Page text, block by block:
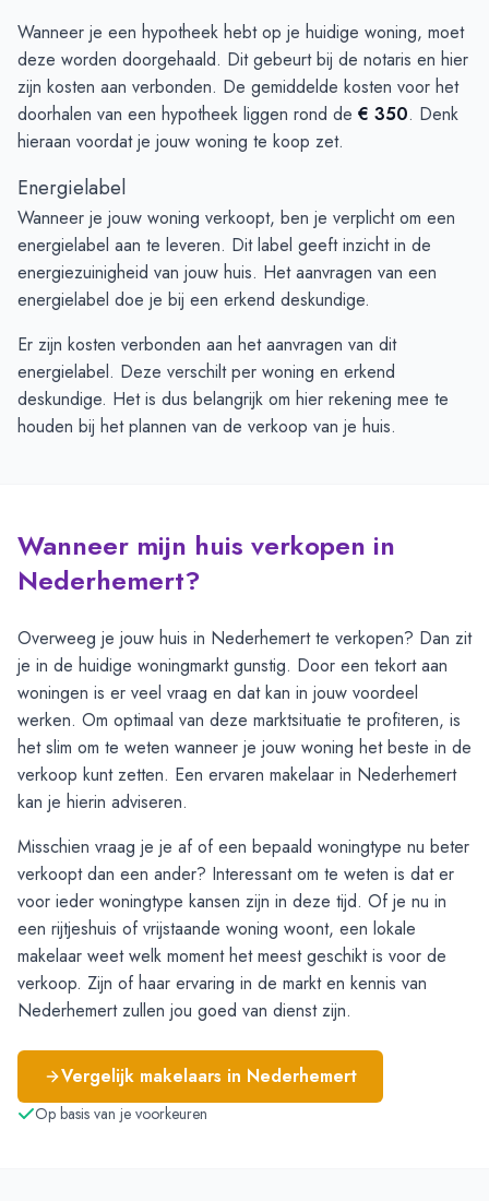
Wanneer je een hypotheek hebt op je huidige woning, moet
deze worden doorgehaald. Dit gebeurt bij de notaris en hier
zijn kosten aan verbonden. De gemiddelde kosten voor het
doorhalen van een hypotheek liggen rond de € 350. Denk
hieraan voordat je jouw woning te koop zet.
Energielabel
Wanneer je jouw woning verkoopt, ben je verplicht om een
energielabel aan te leveren. Dit label geeft inzicht in de
energiezuinigheid van jouw huis. Het aanvragen van een
energielabel doe je bij een erkend deskundige.
Er zijn kosten verbonden aan het aanvragen van dit
energielabel. Deze verschilt per woning en erkend
deskundige. Het is dus belangrijk om hier rekening mee te
houden bij het plannen van de verkoop van je huis.
Wanneer mijn huis verkopen in
Nederhemert?
Overweeg je jouw huis in Nederhemert te verkopen? Dan zit
je in de huidige woningmarkt gunstig. Door een tekort aan
woningen is er veel vraag en dat kan in jouw voordeel
werken. Om optimaal van deze marktsituatie te profiteren, is
het slim om te weten wanneer je jouw woning het beste in de
verkoop kunt zetten. Een ervaren makelaar in Nederhemert
kan je hierin adviseren.
Misschien vraag je je af of een bepaald woningtype nu beter
verkoopt dan een ander? Interessant om te weten is dat er
voor ieder woningtype kansen zijn in deze tijd. Of je nu in
een rijtjeshuis of vrijstaande woning woont, een lokale
makelaar weet welk moment het meest geschikt is voor de
verkoop. Zijn of haar ervaring in de markt en kennis van
Nederhemert zullen jou goed van dienst zijn.
Vergelijk makelaars in Nederhemert
Op basis van je voorkeuren